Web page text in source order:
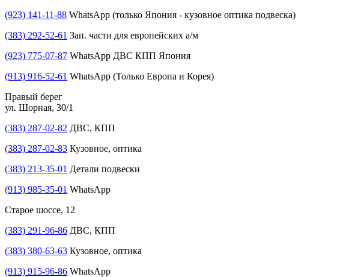
(923) 141-11-88 WhatsApp (только Япония - кузовное оптика подвеска)
(383) 292-52-61 Зап. части для европейских а/м
(923) 775-07-87 WhatsApp ДВС КПП Япония
(913) 916-52-61 WhatsApp (Только Европа и Корея)
Правый берег
ул. Шорная, 30/1
(383) 287-02-82 ДВС, КПП
(383) 287-02-83 Кузовное, оптика
(383) 213-35-01 Детали подвески
(913) 985-35-01 WhatsApp
Старое шоссе, 12
(383) 291-96-86 ДВС, КПП
(383) 380-63-63 Кузовное, оптика
(913) 915-96-86 WhatsApp